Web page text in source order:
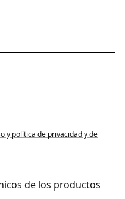
y política de privacidad y de
de los productos